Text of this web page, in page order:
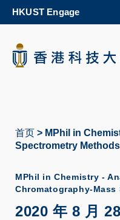
content
HKUST Engage
面
包
屑
首页
MPhil in
Spectrometry Methods
MPhil in Chemistry -
Chromatography-
2020 年 8 月